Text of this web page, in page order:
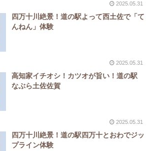
2025.05.31
四万十川絶景！道の駅よって西土佐で「て
んねん」体験
2025.05.31
高知家イチオシ！カツオが旨い！道の駅
なぶら土佐佐賀
2025.05.31
四万十川絶景！道の駅四万十とおわでジッ
プライン体験